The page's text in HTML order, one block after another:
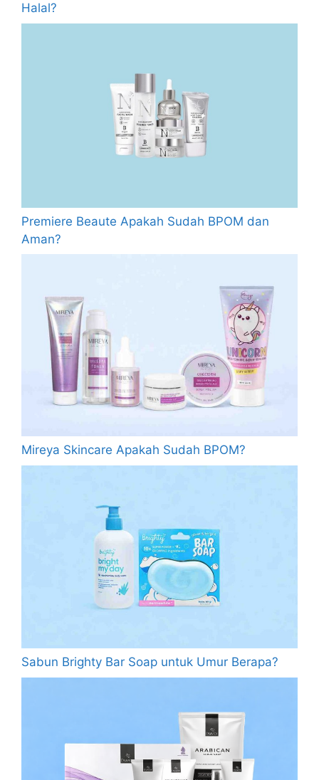
Halal?
Premiere Beaute Apakah Sudah BPOM dan
Aman?
Mireya Skincare Apakah Sudah BPOM?
Sabun Brighty Bar Soap untuk Umur Berapa?